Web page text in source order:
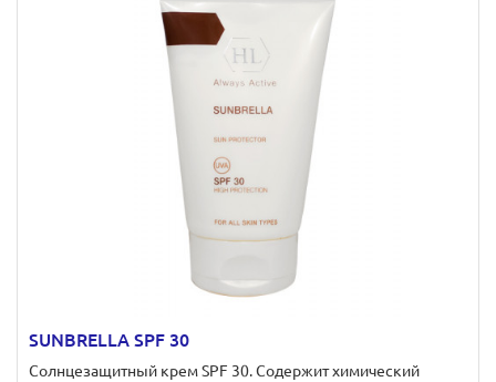
SUNBRELLA SPF 30
Солнцезащитный крем SPF 30. Содержит химический